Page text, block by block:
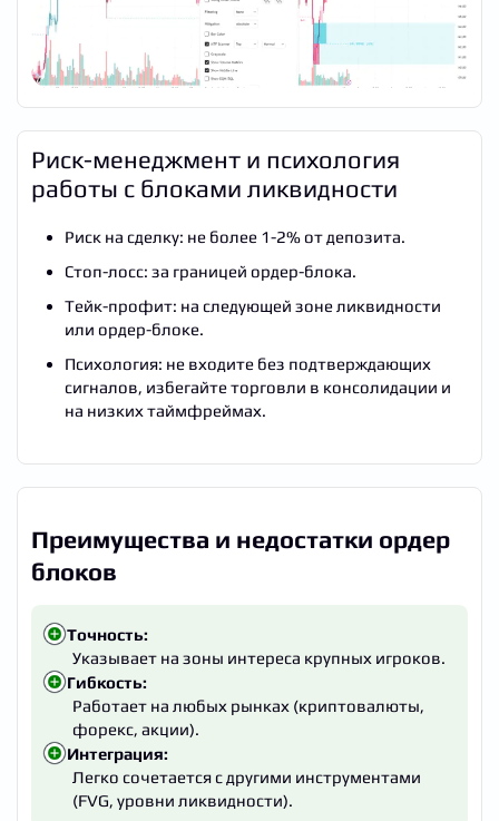
Риск-менеджмент и психология
работы с блоками ликвидности
Риск на сделку: не более 1-2% от депозита.
Стоп-лосс: за границей ордер-блока.
Тейк-профит: на следующей зоне ликвидности
или ордер-блоке.
Психология: не входите без подтверждающих
сигналов, избегайте торговли в консолидации и
на низких таймфреймах.
Преимущества и недостатки ордер
блоков
Точность:
Указывает на зоны интереса крупных игроков.
Гибкость:
Работает на любых рынках (криптовалюты,
форекс, акции).
Интеграция:
Легко сочетается с другими инструментами
(FVG, уровни ликвидности).